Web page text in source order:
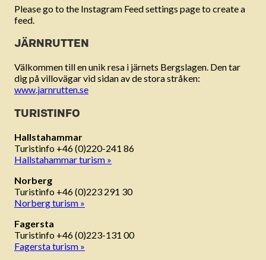
Please go to the Instagram Feed settings page to create a
feed.
JÄRNRUTTEN
Välkommen till en unik resa i järnets Bergslagen. Den tar
dig på villovägar vid sidan av de stora stråken:
www.jarnrutten.se
TURISTINFO
Hallstahammar
Turistinfo +46 (0)220-241 86
Hallstahammar turism »
Norberg
Turistinfo +46 (0)223 291 30
Norberg turism »
Fagersta
Turistinfo +46 (0)223-131 00
Fagersta turism »